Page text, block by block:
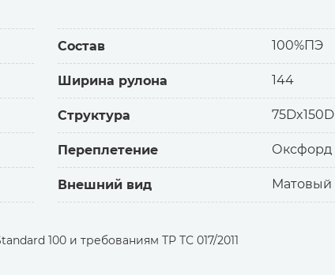
Состав 100%ПЭ
Ширина рулона 144
Структура 75Dx150D
Переплетение Оксфорд
Внешний вид Матовый
100 и требованиям ТР ТС 017/2011